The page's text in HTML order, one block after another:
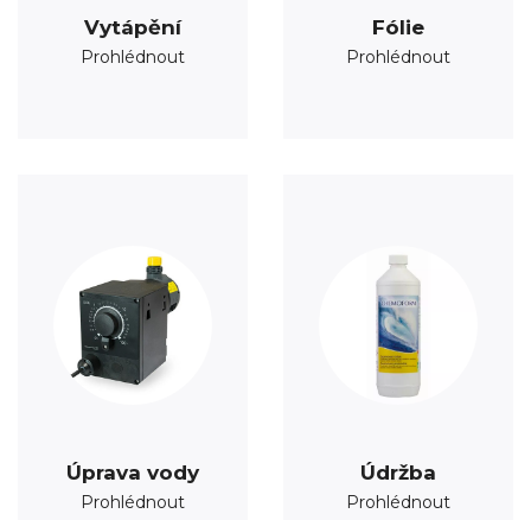
Vytápění
Prohlédnout
Fólie
Prohlédnout
Úprava vody
Prohlédnout
Údržba
Prohlédnout